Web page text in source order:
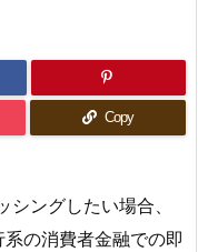
Copy
ングしたい場合、
の消費者金融での即